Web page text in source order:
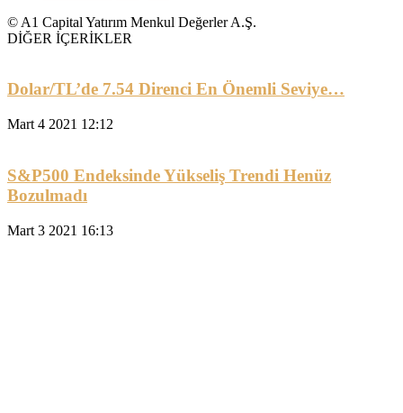
© A1 Capital Yatırım Menkul Değerler A.Ş.
DİĞER İÇERİKLER
Dolar/TL’de 7.54 Direnci En Önemli Seviye…
Mart 4 2021 12:12
S&P500 Endeksinde Yükseliş Trendi Henüz
Bozulmadı
Mart 3 2021 16:13